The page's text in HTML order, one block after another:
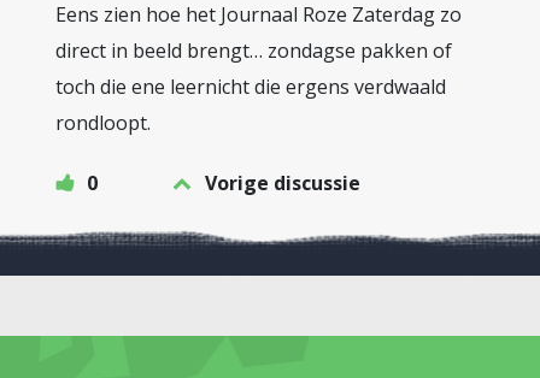
Eens zien hoe het Journaal Roze Zaterdag zo
direct in beeld brengt… zondagse pakken of
toch die ene leernicht die ergens verdwaald
rondloopt.
0 Vorige discussie